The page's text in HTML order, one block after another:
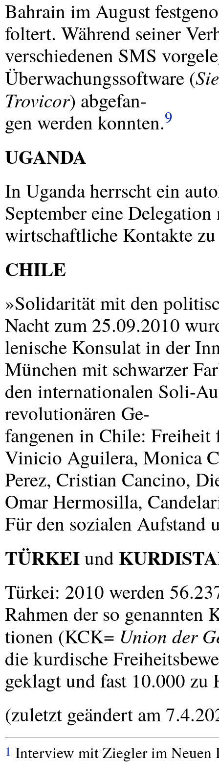
Bahrain im August
foltert. Während seiner
verschiedenen SMS
Überwachungssoftware (
Trovicor) abgefan-
gen werden konnten.9
UGANDA
In Uganda herrscht ein
September eine
wirtschaftliche Kontakte
CHILE
»Solidarität mit den
Nacht zum 25.09.2010
lenische Konsulat in der
München mit schwarzer
den internationalen Soli-
revolutionären Ge-
fangenen in Chile:
Vinicio Aguilera, Monica
Perez, Cristian Cancino,
Omar Hermosilla,
Für den sozialen Aufstand
TÜRKEIund
Türkei: 2010 werden
Rahmen der so genannten
tionen (KCK= Union der
die kurdische
geklagt und fast 10.000
(zuletzt geändert am
1 Interview mit Ziegler im Neuen